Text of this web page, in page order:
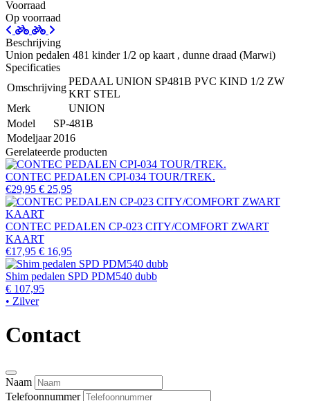
Voorraad
Op voorraad
Beschrijving
Union pedalen 481 kinder 1/2 op kaart , dunne draad (Marwi)
Specificaties
Omschrijving
PEDAAL UNION SP481B PVC KIND 1/2 ZW
KRT STEL
Merk
UNION
Model
SP-481B
Modeljaar 2016
Gerelateerde producten
CONTEC PEDALEN CPI-034 TOUR/TREK.
€29,95 € 25,95
CONTEC PEDALEN CP-023 CITY/COMFORT ZWART
KAART
€17,95 € 16,95
Shim pedalen SPD PDM540 dubb
€ 107,95
• Zilver
Contact
Naam
Telefoonnummer